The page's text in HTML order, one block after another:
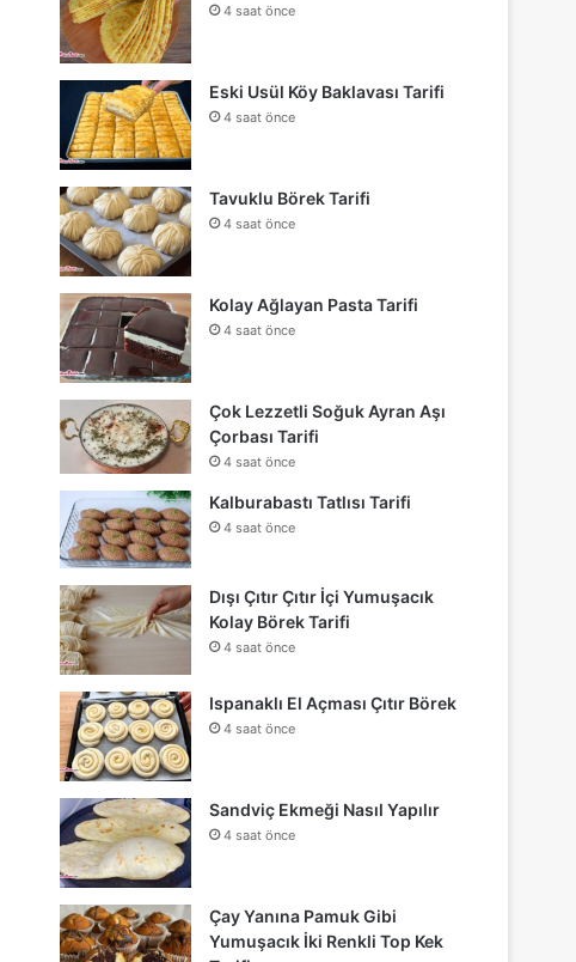
4 saat önce
Eski Usül Köy Baklavası Tarifi
4 saat önce
Tavuklu Börek Tarifi
4 saat önce
Kolay Ağlayan Pasta Tarifi
4 saat önce
Çok Lezzetli Soğuk Ayran Aşı
Çorbası Tarifi
4 saat önce
Kalburabastı Tatlısı Tarifi
4 saat önce
Dışı Çıtır Çıtır İçi Yumuşacık
Kolay Börek Tarifi
4 saat önce
Ispanaklı El Açması Çıtır Börek
4 saat önce
Sandviç Ekmeği Nasıl Yapılır
4 saat önce
Çay Yanına Pamuk Gibi
Yumuşacık İki Renkli Top Kek